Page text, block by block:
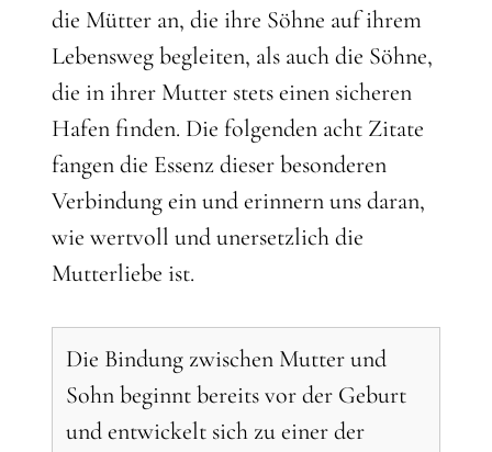
die Mütter an, die ihre Söhne auf ihrem
Lebensweg begleiten, als auch die Söhne,
die in ihrer Mutter stets einen sicheren
Hafen finden. Die folgenden acht Zitate
fangen die Essenz dieser besonderen
Verbindung ein und erinnern uns daran,
wie wertvoll und unersetzlich die
Mutterliebe ist.
Die Bindung zwischen Mutter und
Sohn beginnt bereits vor der Geburt
und entwickelt sich zu einer der